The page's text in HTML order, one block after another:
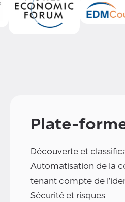
Plate-
Découverte et
Automatisation de la
tenant compte de
Sécurité et risques